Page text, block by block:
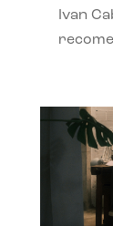
Ivan